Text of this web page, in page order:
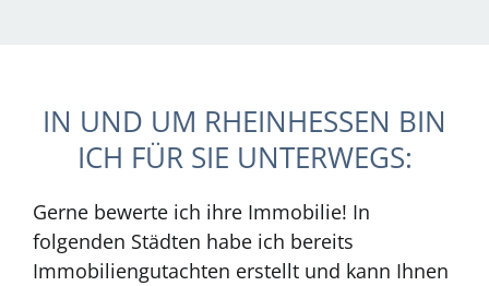
IN UND UM RHEINHESSEN BIN
ICH FÜR SIE UNTERWEGS:
Gerne bewerte ich ihre Immobilie! In
folgenden Städten habe ich bereits
Immobiliengutachten erstellt und kann Ihnen